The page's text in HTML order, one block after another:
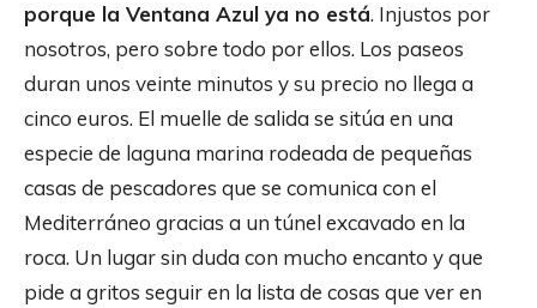
porque la Ventana Azul ya no está. Injustos por
nosotros, pero sobre todo por ellos. Los paseos
duran unos veinte minutos y su precio no llega a
cinco euros. El muelle de salida se sitúa en una
especie de laguna marina rodeada de pequeñas
casas de pescadores que se comunica con el
Mediterráneo gracias a un túnel excavado en la
roca. Un lugar sin duda con mucho encanto y que
pide a gritos seguir en la lista de cosas que ver en